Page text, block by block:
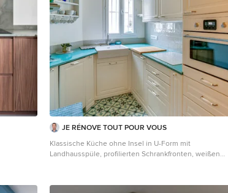
JE RÉNOVE TOUT POUR VOUS
Klassische Küche ohne Insel in U-Form mit
Landhausspüle, profilierten Schrankfronten, weißen
und türkiser Arbeitsplatte in Paris